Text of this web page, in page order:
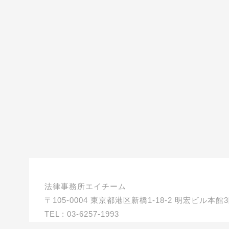
法律事務所エイチーム
〒105-0004 東京都港区新橋1-18-2 明宏ビル本館
TEL : 03-6257-1993